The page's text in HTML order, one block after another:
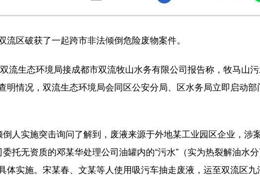
流区破获了一起跨市非法倾倒危险废物案件。
流生态环境局接成都市双流牧山水务有限公司报告称，牧马山
明情况，双流生态环境局会同区公安分局、区水务局立即启动
人实施突击询问了解到，废液来源于外地某工业园区企业，涉
托无资质的邓某华处理公司油罐内的“污水”（实为热裂解油水
体实施。宋某春、文某等人使用吸污车抽走废液，运至双流区